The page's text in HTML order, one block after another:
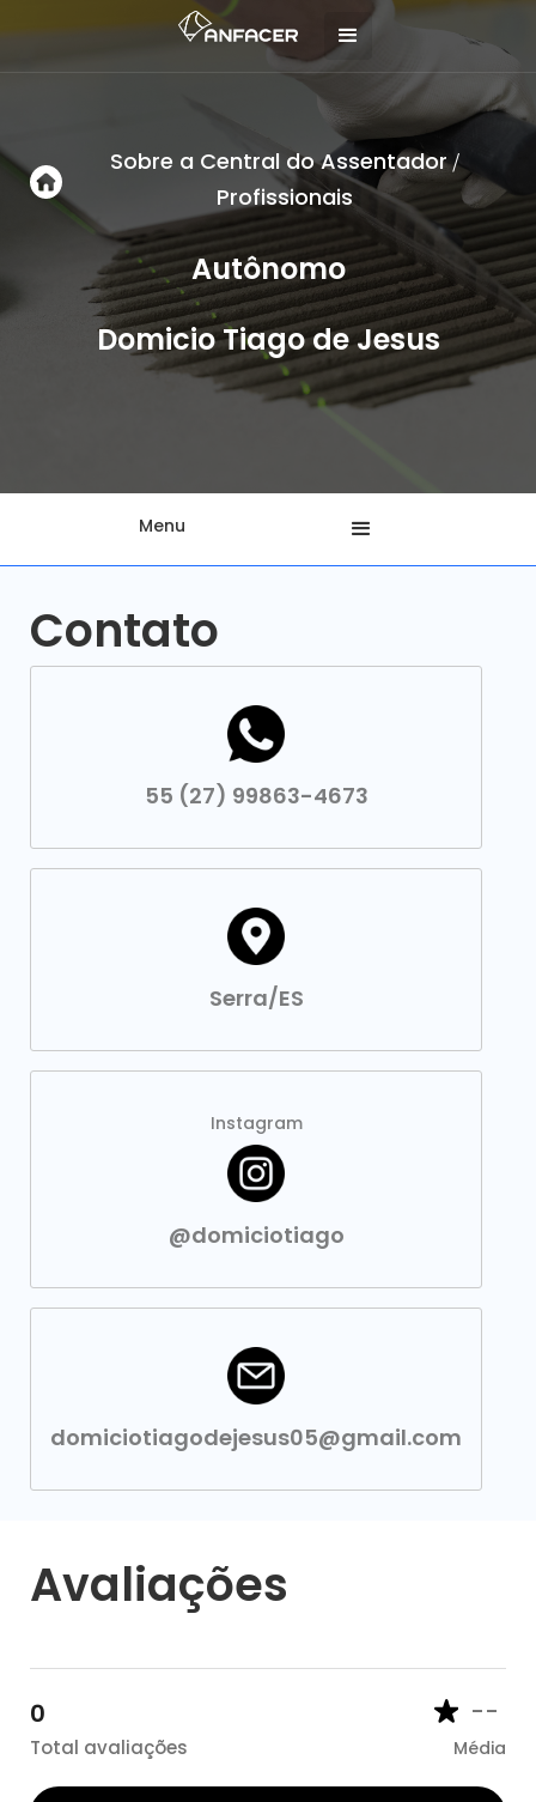
Sobre a Central do Assentador/
Profissionais
Autônomo
Domicio Tiago de Jesus
Menu
Contato
55 (27) 99863-4673
Serra/ES
Instagram
@domiciotiago
domiciotiagodejesus05@gmail.com
Avaliações
0
Total avaliações
--
Média